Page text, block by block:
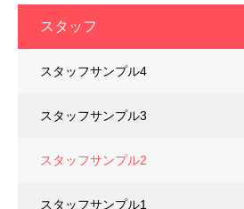
スタッフ
スタッフサンプル4
スタッフサンプル3
スタッフサンプル2
スタッフサンプル1